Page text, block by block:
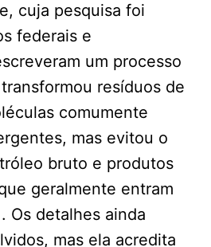
cuja pesquisa foi
federais e
um processo
resíduos de
comumente
mas evitou o
bruto e produtos
geralmente entram
Os detalhes ainda
mas ela acredita